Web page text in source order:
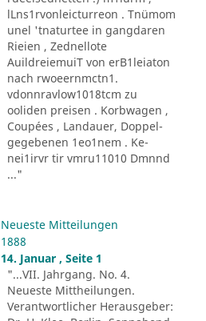
lLns1rvonleicturreon . Tnümom
unel 'tnaturtee in gangdaren
Rieien , Zednellote
AuildreiemuiT von erB1leiaton
nach rwoeernmctn1.
vdonnravlow1018tcm zu
ooliden preisen . Korbwagen ,
Coupées , Landauer, Doppel-
gegebenen 1eo1nem . Ke-
nei1irvr tir vmru11010 Dmnnd
..."
Neueste Mitteilungen
1888
14. Januar , Seite 1
"...VII. Jahrgang. No. 4.
Neueste Mittheilungen.
Verantwortlicher Herausgeber: